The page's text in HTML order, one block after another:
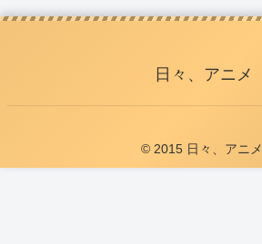
日々、アニメ
© 2015 日々、アニメ.